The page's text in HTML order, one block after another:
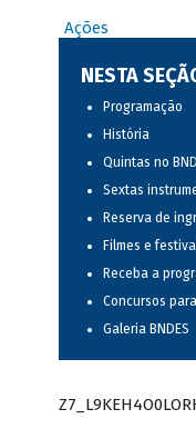
Ações
NESTA
Programação
História
Quintas no
Sextas
Reserva de
Filmes e
Receba a
Concursos
Galeria BNDES